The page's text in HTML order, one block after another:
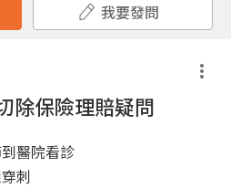
我要發問
除保險理賠疑問
醫院看診
刺